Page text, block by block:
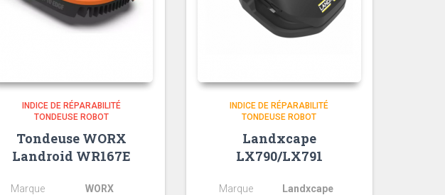
INDICE DE RÉPARABILITÉ
TONDEUSE ROBOT
Tondeuse WORX
Landroid WR167E
Marque WORX
INDICE DE RÉPARABILITÉ
TONDEUSE ROBOT
Landxcape
LX790/LX791
Marque Landxcape